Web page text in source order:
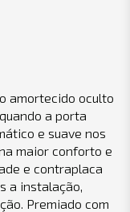
amortecido oculto
a porta
e suave nos
maior conforto e
e contraplaca
a instalação,
Premiado com